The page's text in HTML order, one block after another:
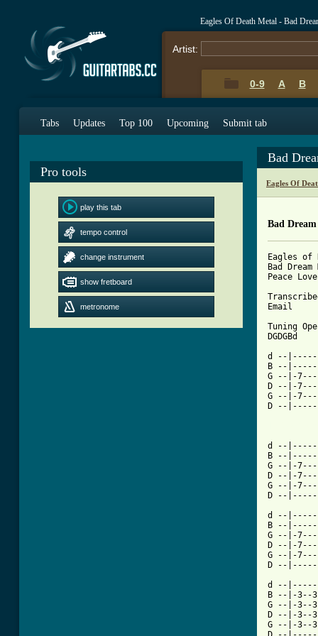
Eagles Of Death Metal - Bad
Artist:
0-9 A B
Tabs Updates Top 100 Upcoming Submit tab
Pro tools
play this tab
tempo control
change instrument
show fretboard
metronome
Bad
Eagles Of
Bad
Eagles of
Bad Dream
Peace
Transcribed by	:
Email		: ian@frogloft.com
Tuning
DGDGBd
d --
B --
G --|-
D --|-
G --|-
D --
d --
B --
G --|-
D --|-
G --|-
D --
d --
B --
G --|-
D --|-
G --|-
D --
d --
B --|-3--
G --|-3--
D --|-3--
G --|-3--